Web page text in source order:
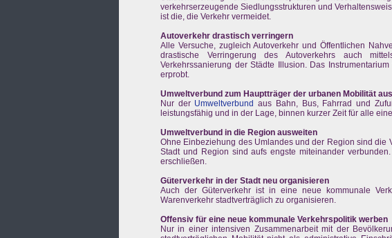
verkehrserzeugende Siedlungsstrukturen und
ist die, die Verkehr vermeidet.
Autoverkehr drastisch verringern
Alle Versuche, zugleich Autoverkehr und Öffentlichen
drastische Verringerung des Autoverkehrs auch
Verkehrssanierung der Städte Illusion. Das
erprobt.
Umweltverbund zum Hauptträger der urbanen Mobilität
Nur der Umweltverbund aus Bahn, Bus, Fahrrad und
leistungsfähig und in der Lage, binnen kurzer Zeit für alle
Umweltverbund in die Region ausweiten
Ohne Einbeziehung des Umlandes und der Region sind die
Stadt und Region sind aufs engste miteinander
erschließen.
Güterverkehr in der Stadt neu organisieren
Auch der Güterverkehr ist in eine neue kommunale
Warenverkehr stadtverträglich zu organisieren.
Offensiv für eine neue kommunale Verkehrspolitik werben
Nur in einer intensiven Zusammenarbeit mit der